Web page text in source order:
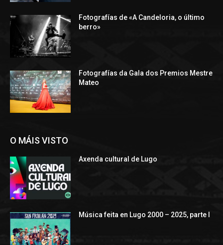
Fotografías de «A Candeloria, o último
berro»
Fotografías da Gala dos Premios Mestre
Mateo
O MÁIS VISTO
Axenda cultural de Lugo
Música feita en Lugo 2000 – 2025, parte I